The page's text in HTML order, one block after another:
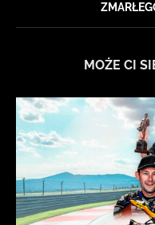
MOŻE CI